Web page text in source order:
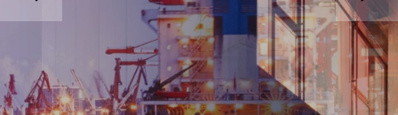
Industrie